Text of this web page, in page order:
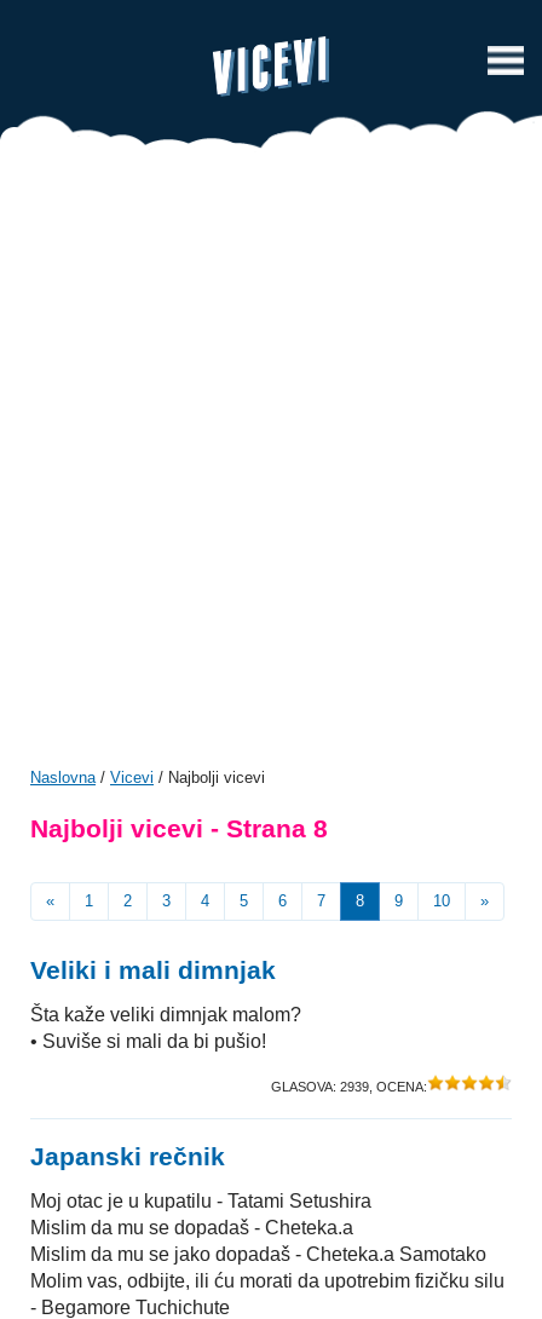
Naslovna/ Vicevi / Najbolji vicevi
Najbolji vicevi - Strana 8
« 1 2 3 4 5 6 7 8 9 10 »
Veliki i mali dimnjak
Šta kaže veliki dimnjak malom?
• Suviše si mali da bi pušio!
GLASOVA: 2939 , OCENA:
Japanski rečnik
Moj otac je u kupatilu - Tatami Setushira
Mislim da mu se dopadaš - Cheteka.a
Mislim da mu se jako dopadaš - Cheteka.a Samotako
Molim vas, odbijte, ili ću morati da upotrebim fizičku silu
- Begamore Tuchichute